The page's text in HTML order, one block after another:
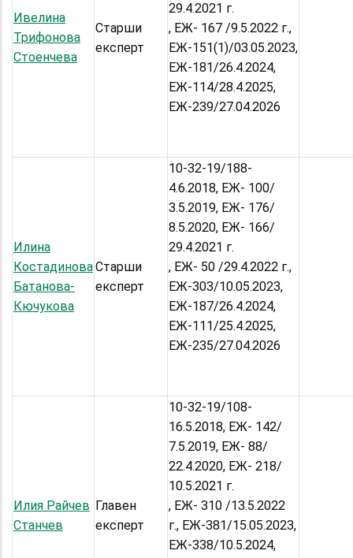
Ивелина
Трифонова
Стоенчева
Старши
експерт
29.4.2021 г.
, ЕЖ- 167 /9.5.2022 г.,
ЕЖ-151(1)/03.05.2023,
ЕЖ-181/26.4.2024,
ЕЖ-114/28.4.2025,
ЕЖ-239/27.04.2026
Илина
Костадинова
Батанова-
Кючукова
Старши
експерт
10-32-19/188-
4.6.2018, ЕЖ- 100/
3.5.2019, ЕЖ- 176/
8.5.2020, ЕЖ- 166/
29.4.2021 г.
, ЕЖ- 50 /29.4.2022 г.,
ЕЖ-303/10.05.2023,
ЕЖ-187/26.4.2024,
ЕЖ-111/25.4.2025,
ЕЖ-235/27.04.2026
Илия Райчев
Станчев
Главен
експерт
10-32-19/108-
16.5.2018, ЕЖ- 142/
7.5.2019, ЕЖ- 88/
22.4.2020, ЕЖ- 218/
10.5.2021 г.
, ЕЖ- 310 /13.5.2022
г., ЕЖ-381/15.05.2023,
ЕЖ-338/10.5.2024,